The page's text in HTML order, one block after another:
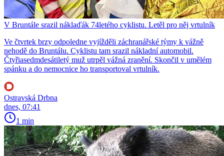
V Bruntále srazil náklaďák 74letého cyklistu. Letěl pro něj vrtulník
Ve čtvrtek brzy odpoledne vyjížděli záchranářské týmy k vážně
nehodě do Bruntálu. Cyklistu tam srazil nákladní automobil.
Čtyřiasedmdesátiletý muž utrpěl vážná zranění. Skončil v umělém
spánku a do nemocnice ho transportoval vrtulník.
Ostravská Drbna
dnes, 07:41
1 min